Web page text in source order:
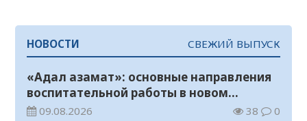
записям
НОВОСТИ СВЕЖИЙ ВЫПУСК
«Адал азамат»: основные направления
воспитательной работы в новом
учебном году
09.08.2026 38 0